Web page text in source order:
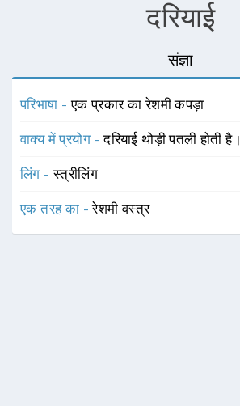
दरियाई
संज्ञा
परिभाषा -एक प्रकार का रेशमी कपड़ा
वाक्य में प्रयोग -दरियाई थोड़ी पतली होती है।
लिंग -स्त्रीलिंग
एक तरह का -रेशमी वस्त्र